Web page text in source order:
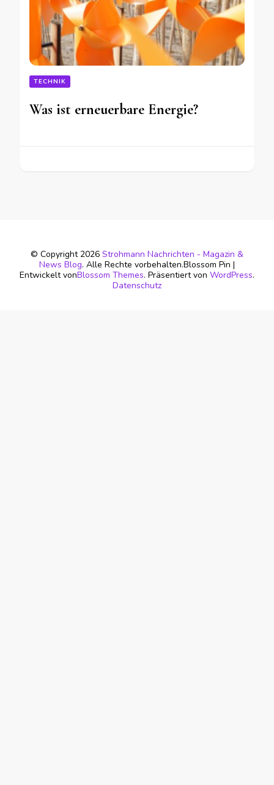
TECHNIK
Was ist erneuerbare Energie?
© Copyright 2026 Strohmann Nachrichten - Magazin &
News Blog. Alle Rechte vorbehalten.Blossom Pin |
Entwickelt vonBlossom Themes. Präsentiert von WordPress.
Datenschutz